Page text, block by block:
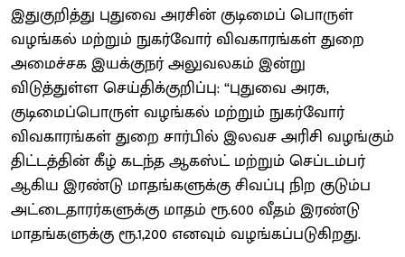
இதுகுறித்து புதுவை அரசின் குடிமைப் பொருள்
வழங்கல் மற்றும் நுகர்வோர் விவகாரங்கள் துறை
அமைச்சக இயக்குநர் அலுவலகம் இன்று
விடுத்துள்ள செய்திக்குறிப்பு: “புதுவை அரசு,
குடிமைப்பொருள் வழங்கல் மற்றும் நுகர்வோர்
விவகாரங்கள் துறை சார்பில் இலவச அரிசி வழங்கும்
திட்டத்தின் கீழ் கடந்த ஆகஸ்ட் மற்றும் செப்டம்பர்
ஆகிய இரண்டு மாதங்களுக்கு சிவப்பு நிற குடும்ப
அட்டைதாரர்களுக்கு மாதம் ரூ.600 வீதம் இரண்டு
மாதங்களுக்கு ரூ.1,200 எனவும் வழங்கப்படுகிறது.